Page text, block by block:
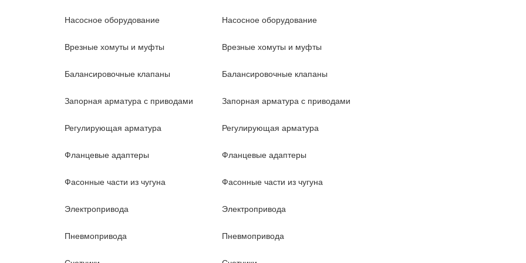
Насосное оборудование
Врезные хомуты и муфты
Балансировочные клапаны
Запорная арматура с приводами
Регулирующая арматура
Фланцевые адаптеры
Фасонные части из чугуна
Электропривода
Пневмопривода
Насосное оборудование
Врезные хомуты и муфты
Балансировочные клапаны
Запорная арматура с приводами
Регулирующая арматура
Фланцевые адаптеры
Фасонные части из чугуна
Электропривода
Пневмопривода